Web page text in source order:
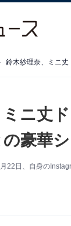
鈴木紗理奈、ミニ
ニ丈
豪華
22日、自身の